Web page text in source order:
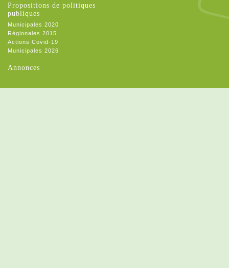
Propositions de politiques
publiques
Municipales 2020
Régionales 2015
Actions Covid-19
Municipales 2026
Annonces